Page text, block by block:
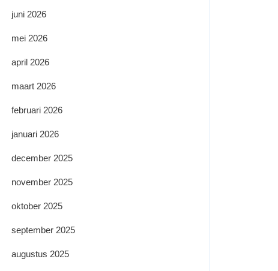
juni 2026
mei 2026
april 2026
maart 2026
februari 2026
januari 2026
december 2025
november 2025
oktober 2025
september 2025
augustus 2025